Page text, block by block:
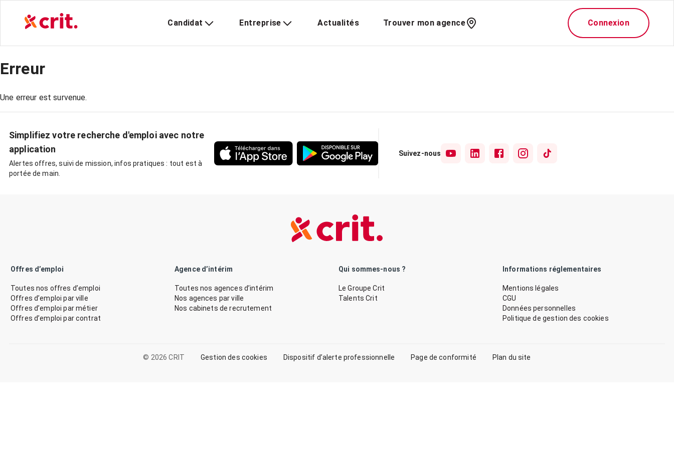
Candidat Entreprise Actualités Trouver mon agence Connexion
Erreur
Une erreur est survenue.
Simplifiez votre recherche d'emploi avec notre
application
Alertes offres, suivi de mission, infos pratiques : tout est à
portée de main.
Suivez-nous
Offres d’emploi
Toutes nos offres d’emploi
Offres d’emploi par ville
Offres d’emploi par métier
Offres d’emploi par contrat
Agence d’intérim
Toutes nos agences d’intérim
Nos agences par ville
Nos cabinets de recrutement
Qui sommes-nous ?
Le Groupe Crit
Talents Crit
Informations réglementaires
Mentions légales
CGU
Données personnelles
Politique de gestion des cookies
© 2026 CRIT Gestion des cookies Dispositif d’alerte professionnelle Page de conformité Plan du site